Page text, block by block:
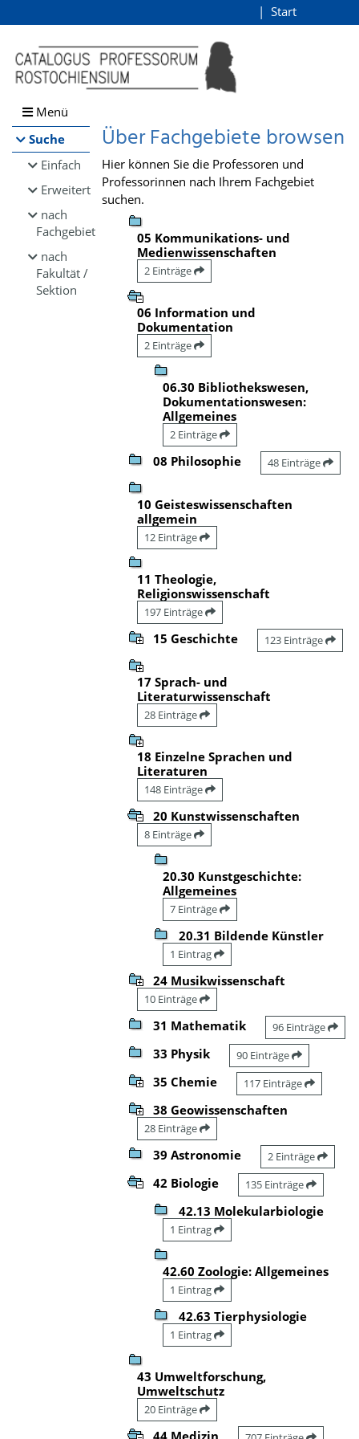
Browsen
direkt zum Inhalt
Start
Menü
Suche
Einfach
Erweitert
nach
Fachgebiet
nach
Fakultät /
Sektion
Über Fachgebiete browsen
Hier können Sie die Professoren und
Professorinnen nach Ihrem Fachgebiet
suchen.
05 Kommunikations- und
Medienwissenschaften
2 Einträge
06 Information und
Dokumentation
2 Einträge
06.30 Bibliothekswesen,
Dokumentationswesen:
Allgemeines
2 Einträge
08 Philosophie 48 Einträge
10 Geisteswissenschaften
allgemein
12 Einträge
11 Theologie,
Religionswissenschaft
197 Einträge
15 Geschichte 123 Einträge
17 Sprach- und
Literaturwissenschaft
28 Einträge
18 Einzelne Sprachen und
Literaturen
148 Einträge
20 Kunstwissenschaften
8 Einträge
20.30 Kunstgeschichte:
Allgemeines
7 Einträge
20.31 Bildende Künstler
1 Eintrag
24 Musikwissenschaft
10 Einträge
31 Mathematik 96 Einträge
33 Physik 90 Einträge
35 Chemie 117 Einträge
38 Geowissenschaften
28 Einträge
39 Astronomie 2 Einträge
42 Biologie 135 Einträge
42.13 Molekularbiologie
1 Eintrag
42.60 Zoologie: Allgemeines
1 Eintrag
42.63 Tierphysiologie
1 Eintrag
43 Umweltforschung,
Umweltschutz
20 Einträge
44 Medizin